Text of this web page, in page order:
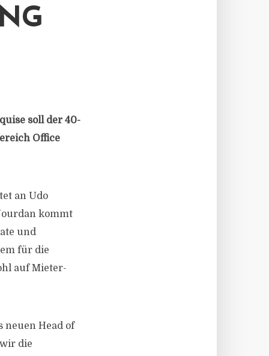
soll der 40-
Office
an Udo
kommt
und
für die
auf Mieter-
neuen Head of
die